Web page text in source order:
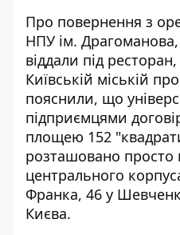
Про повернення з
НПУ ім. Драгоманова,
віддали під ресторан,
Київській міській
пояснили, що
підприємцями
площею 152
розташовано просто
центрального
Франка, 46 у
Києва.